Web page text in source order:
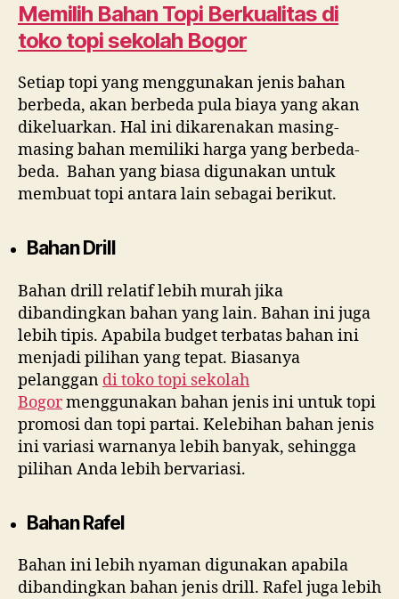
Memilih Bahan Topi Berkualitas di
toko topi sekolah Bogor
Setiap topi yang menggunakan jenis bahan
berbeda, akan berbeda pula biaya yang akan
dikeluarkan. Hal ini dikarenakan masing-
masing bahan memiliki harga yang berbeda-
beda. Bahan yang biasa digunakan untuk
membuat topi antara lain sebagai berikut.
Bahan Drill
Bahan drill relatif lebih murah jika
dibandingkan bahan yang lain. Bahan ini juga
lebih tipis. Apabila budget terbatas bahan ini
menjadi pilihan yang tepat. Biasanya
pelanggan ditoko topi sekolah
Bogormenggunakan bahan jenis ini untuk topi
promosi dan topi partai. Kelebihan bahan jenis
ini variasi warnanya lebih banyak, sehingga
pilihan Anda lebih bervariasi.
Bahan Rafel
Bahan ini lebih nyaman digunakan apabila
dibandingkan bahan jenis drill. Rafel juga lebih